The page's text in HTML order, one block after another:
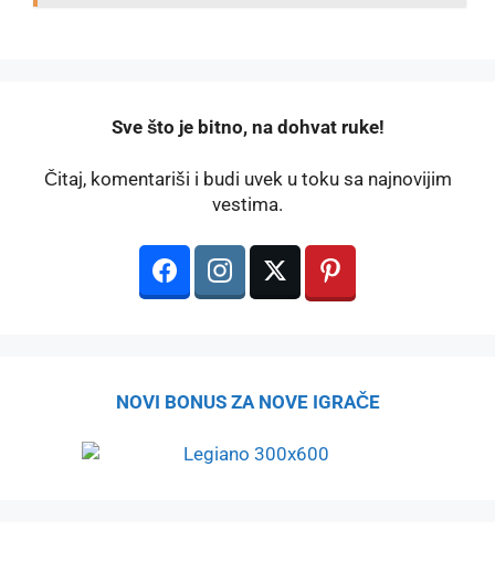
️Sve što je bitno, na dohvat ruke!
Čitaj, komentariši i budi uvek u toku sa najnovijim
vestima.
NOVI BONUS ZA NOVE IGRAČE